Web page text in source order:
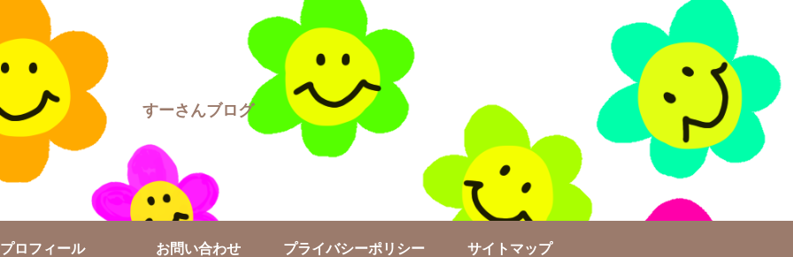
すーさんブログ
プロフィール お問い合わせ プライバシーポリシー サイトマップ